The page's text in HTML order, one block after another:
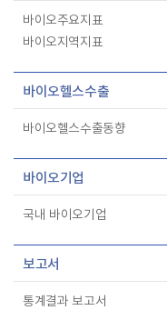
바이오주요지표
바이오지역지표
바이오헬스수출
바이오헬스수출동향
바이오기업
국내 바이오기업
보고서
통계결과 보고서